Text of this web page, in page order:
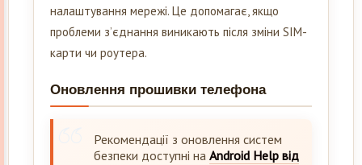
налаштування мережі. Це допомагає, якщо
проблеми з’єднання виникають після зміни SIM-
карти чи роутера.
Оновлення прошивки телефона
Рекомендації з оновлення систем
безпеки доступні на Android Help від